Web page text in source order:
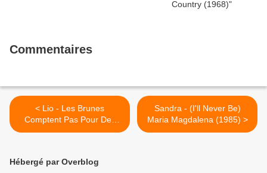
Commentaires
< Lio - Les Brunes
Comptent Pas Pour Des
Prunes (1986)
Sandra - (I'll Never Be)
Maria Magdalena (1985) >
Hébergé par Overblog